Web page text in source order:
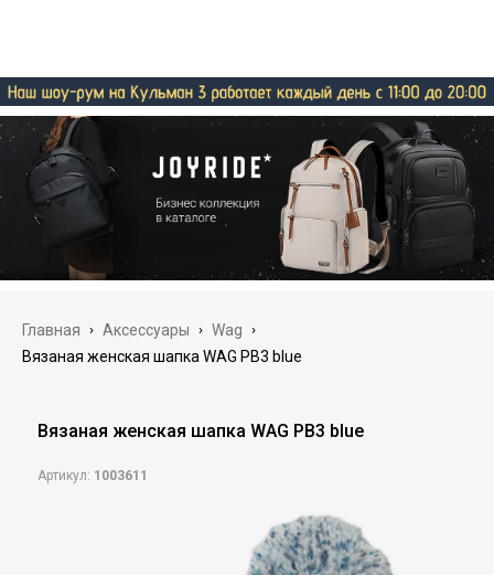
Главная › Аксессуары › Wag ›
Вязаная женская шапка WAG PB3 blue
Вязаная женская шапка WAG PB3 blue
Артикул: 1003611